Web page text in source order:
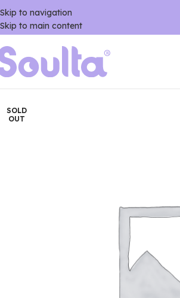
Skip to navigation
Skip to main content
SOLD
OUT